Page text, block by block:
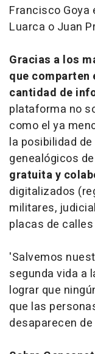
Francisco Goya
Luarca o Juan
Gracias a los
que comparten
cantidad de
plataforma no
como el ya
la posibilidad
genealógicos
gratuita y
digitalizados
militares,
placas de
'Salvemos
segunda vida a
lograr que
que las
desaparecen